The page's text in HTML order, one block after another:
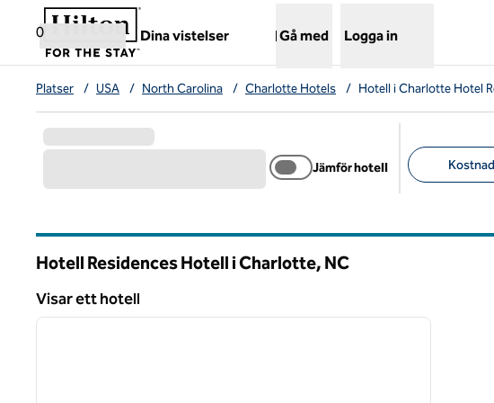
Gå vidare till innehållet
0
Dina vistelser
,öppnar ny flik
Gå med Logga in
Platser / USA / North Carolina / Charlotte Hotels / Hotell i Charlotte Hotel
Jämför hotell
Hotell Residences Hotell i Charlotte, NC
Visar ett hotell
Visar ett hotell
1 av 12
nästa bild